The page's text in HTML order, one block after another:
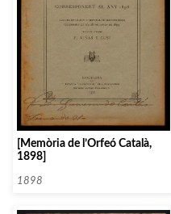
[Memòria de l’Orfeó Català,
1898]
1898